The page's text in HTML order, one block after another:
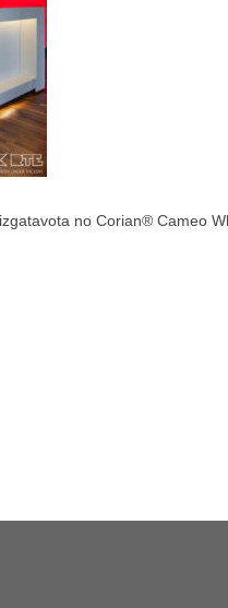
no Corian® Cameo